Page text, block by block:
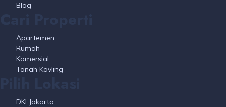
Blog
Apartemen
Rumah
Komersial
Tanah Kavling
DKI Jakarta